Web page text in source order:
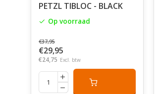
PETZL TIBLOC - BLACK
Op voorraad
€37,95
€29,95
€24,75 Excl. btw